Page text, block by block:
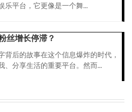
乐平台，它更像是一个舞...
丝增长停滞？
背后的故事在这个信息爆炸的时代，
、分享生活的重要平台。然而...